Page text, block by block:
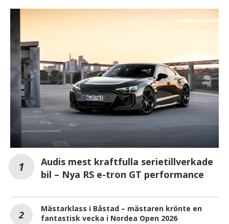
Audis mest kraftfulla serietillverkade
bil – Nya RS e-tron GT performance
Mästarklass i Båstad – mästaren krönte en
fantastisk vecka i Nordea Open 2026